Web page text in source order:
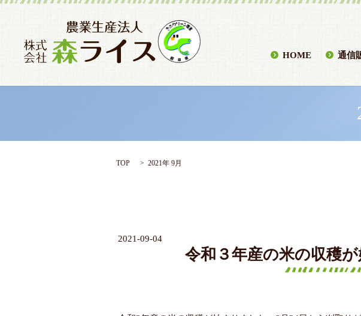
HOME 通信
TOP 2021年 9月
2021-09-04
令和３年産の米の収穫が